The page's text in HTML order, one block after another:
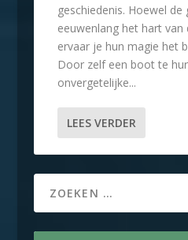
geschiedenis. Hoewel de
eeuwenlang het hart
ervaar je hun magie het
Door zelf een boot te
onvergetelijke...
LEES VERDER